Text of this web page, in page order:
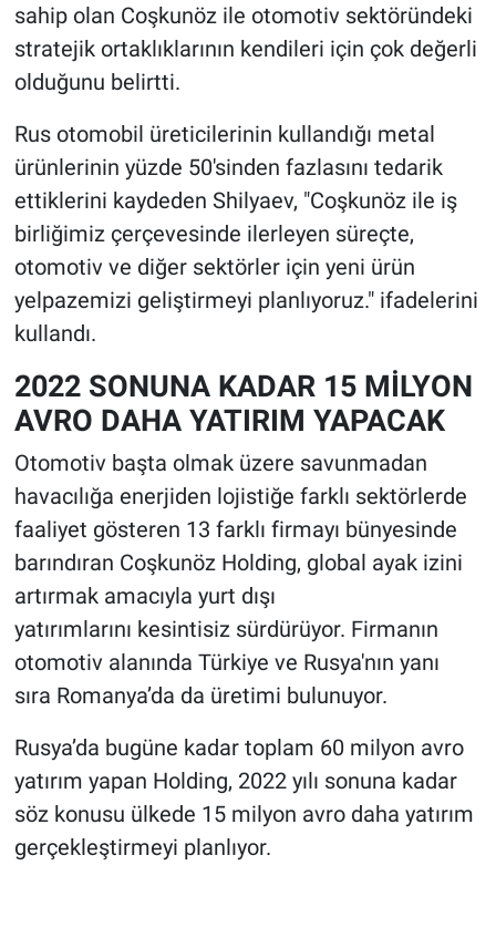
sahip olan Coşkunöz ile otomotiv sektöründeki
stratejik ortaklıklarının kendileri için çok değerli
olduğunu belirtti.
Rus otomobil üreticilerinin kullandığı metal
ürünlerinin yüzde 50'sinden fazlasını tedarik
ettiklerini kaydeden Shilyaev, "Coşkunöz ile iş
birliğimiz çerçevesinde ilerleyen süreçte,
otomotiv ve diğer sektörler için yeni ürün
yelpazemizi geliştirmeyi planlıyoruz." ifadelerini
kullandı.
2022 SONUNA KADAR 15 MİLYON
AVRO DAHA YATIRIM YAPACAK
Otomotiv başta olmak üzere savunmadan
havacılığa enerjiden lojistiğe farklı sektörlerde
faaliyet gösteren 13 farklı firmayı bünyesinde
barındıran Coşkunöz Holding, global ayak izini
artırmak amacıyla yurt dışı
yatırımlarını kesintisiz sürdürüyor. Firmanın
otomotiv alanında Türkiye ve Rusya'nın yanı
sıra Romanya’da da üretimi bulunuyor.
Rusya’da bugüne kadar toplam 60 milyon avro
yatırım yapan Holding, 2022 yılı sonuna kadar
söz konusu ülkede 15 milyon avro daha yatırım
gerçekleştirmeyi planlıyor.